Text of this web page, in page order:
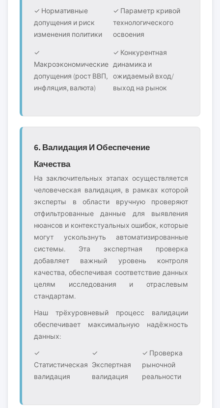
✓ Нормативные
допущения и риск
изменения политики
✓ Параметр кривой
технологического
освоения
✓
Макроэкономические
допущения (рост ВВП,
инфляция, валюта)
✓ Конкурентная
динамика и
ожидаемый вход/
выход на рынок
6. Валидация И Обеспечение
Качества
На заключительных этапах осуществляется
человеческая валидация, в рамках которой
эксперты в области вручную проверяют
отфильтрованные данные для выявления
нюансов и контекстуальных ошибок, которые
могут ускользнуть автоматизированные
системы. Эта экспертная проверка
добавляет важный уровень контроля
качества, обеспечивая соответствие данных
целям исследования и отраслевым
стандартам.
Наш трёхуровневый процесс валидации
обеспечивает максимальную надёжность
данных:
✓
Статистическая
валидация
✓
Экспертная
валидация
✓ Проверка
рыночной
реальности